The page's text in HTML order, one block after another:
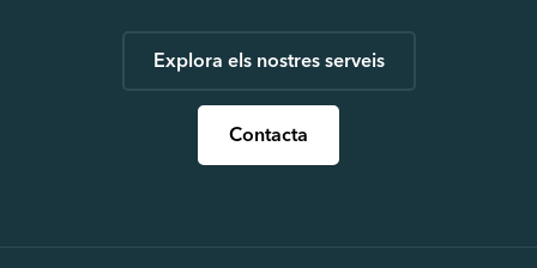
Explora els nostres serveis
Contacta